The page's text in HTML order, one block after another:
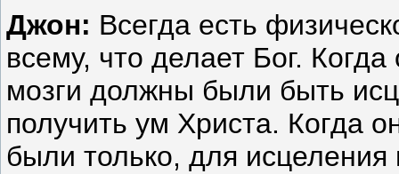
Джон: Всегда есть
всему, что делает Бог.
мозги должны были быть
получить ум Христа. Когда
были только, для исцеления